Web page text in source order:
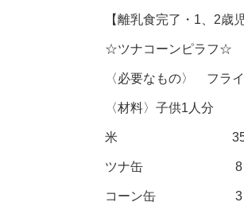
【離乳食完了・1、2歳
☆ツナコーンピラフ☆
〈必要なもの〉 フラ
〈材料〉子供1人分
米 35
ツナ缶 8
コーン缶 3